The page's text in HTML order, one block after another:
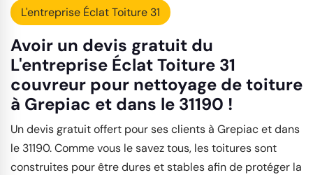
L'entreprise Éclat Toiture 31
Avoir un devis gratuit du
L'entreprise Éclat Toiture 31
couvreur pour nettoyage de toiture
à Grepiac et dans le 31190 !
Un devis gratuit offert pour ses clients à Grepiac et dans
le 31190. Comme vous le savez tous, les toitures sont
construites pour être dures et stables afin de protéger la